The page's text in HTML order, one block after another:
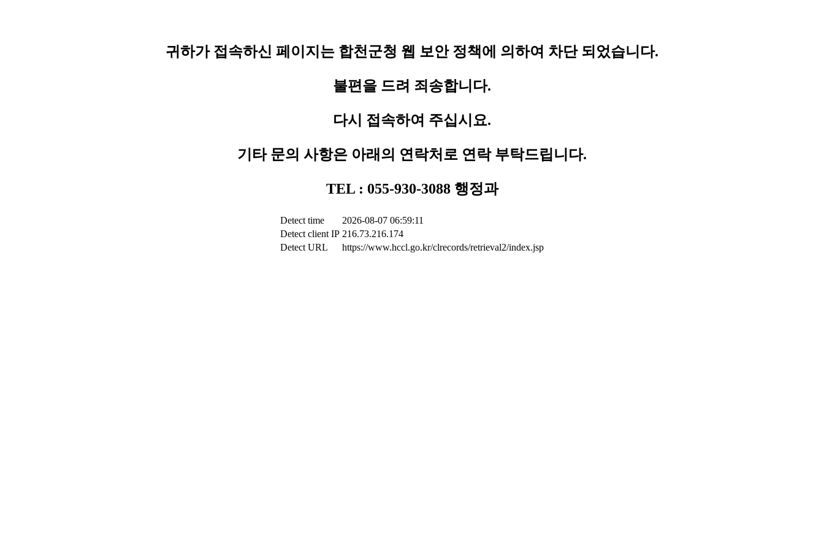
귀하가 접속하신 페이지는 합천군청 웹 보안 정책에 의하여 차단 되었습니다.
불편을 드려 죄송합니다.
다시 접속하여 주십시요.
기타 문의 사항은 아래의 연락처로 연락 부탁드립니다.
TEL : 055-930-3088 행정과
Detect time
2026-08-07 06:59:11
Detect client IP 216.73.216.174
Detect URL
https://www.hccl.go.kr/clrecords/retrieval2/index.jsp